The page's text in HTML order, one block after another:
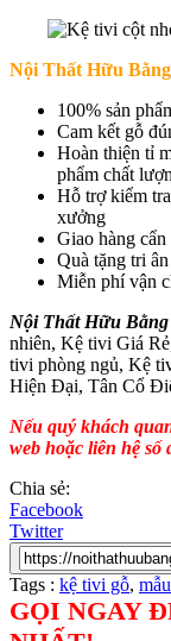
Nội Thất Hữu
100% sản
Cam kết gỗ
Hoàn thiện tỉ
phẩm chất
Hỗ trợ kiểm
xưởng
Giao hàng cẩn
Quà tặng tri
Miễn phí vận
Nội Thất Hữu
nhiên, Kệ tivi Giá
tivi phòng ngủ, Kệ
Hiện Đại, Tân Cổ
Nếu quý khách
web hoặc liên hệ số
Chia sẻ:
Facebook
Twitter
Tags : kệ tivi gỗ,
GỌI NGAY